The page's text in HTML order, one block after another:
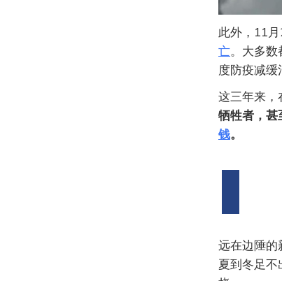
此外，11
亡。大多
度防疫减缓
这三年来，
牺牲者，甚
钱。
远在边陲的
夏到冬足不